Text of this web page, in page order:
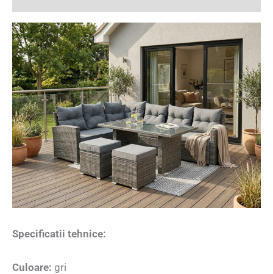
Specificatii tehnice:
Culoare: gri